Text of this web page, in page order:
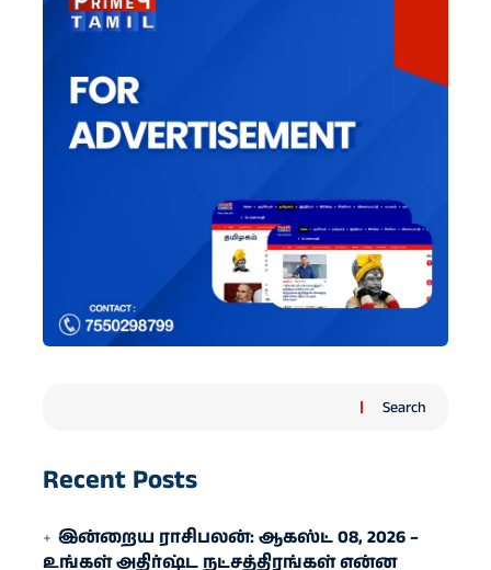
Search
Recent Posts
இன்றைய ராசிபலன்: ஆகஸ்ட் 08, 2026 –
உங்கள் அதிர்ஷ்ட நட்சத்திரங்கள் என்ன